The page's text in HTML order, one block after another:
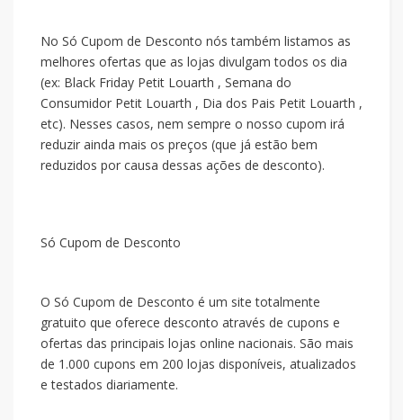
No Só Cupom de Desconto nós também listamos as
melhores ofertas que as lojas divulgam todos os dia
(ex: Black Friday Petit Louarth , Semana do
Consumidor Petit Louarth , Dia dos Pais Petit Louarth ,
etc). Nesses casos, nem sempre o nosso cupom irá
reduzir ainda mais os preços (que já estão bem
reduzidos por causa dessas ações de desconto).
Só Cupom de Desconto
O Só Cupom de Desconto é um site totalmente
gratuito que oferece desconto através de cupons e
ofertas das principais lojas online nacionais. São mais
de 1.000 cupons em 200 lojas disponíveis, atualizados
e testados diariamente.